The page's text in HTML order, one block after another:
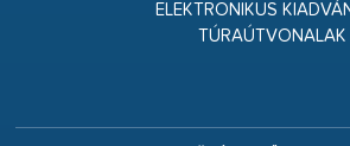
ELEKTRONIKUS
TÚRAÚTVONALAK